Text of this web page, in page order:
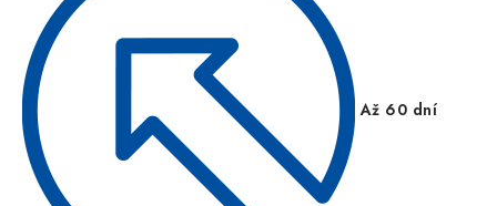
Až 60 dní